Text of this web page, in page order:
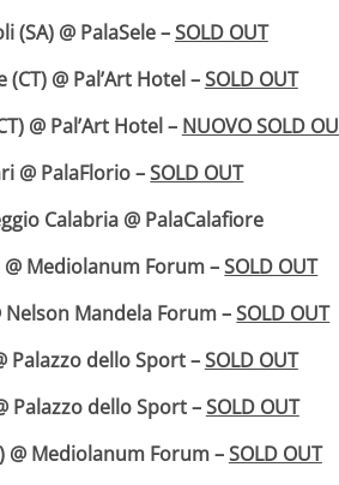
(SA) @ PalaSele –SOLD OUT
(CT) @ Pal’Art Hotel –SOLD OUT
@ Pal’Art Hotel – NUOVO SOLD
@ PalaFlorio –SOLD OUT
Calabria @ PalaCalafiore
@ Mediolanum Forum –SOLD OUT
Nelson Mandela Forum –SOLD OUT
Palazzo dello Sport –SOLD OUT
Palazzo dello Sport –SOLD OUT
@ Mediolanum Forum –SOLD OUT